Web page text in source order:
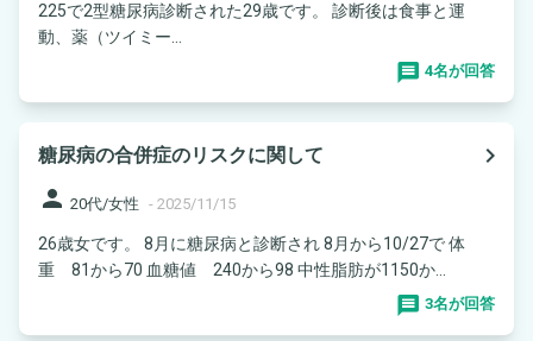
225で2型糖尿病診断された29歳です。 診断後は食事と運
動、薬（ツイミー...
4名が回答
糖尿病の合併症のリスクに関して
navigate_next
person 20代/女性 - 2025/11/15
26歳女です。 8月に糖尿病と診断され 8月から10/27で 体
重 81から70 血糖値 240から98 中性脂肪が1150か...
3名が回答